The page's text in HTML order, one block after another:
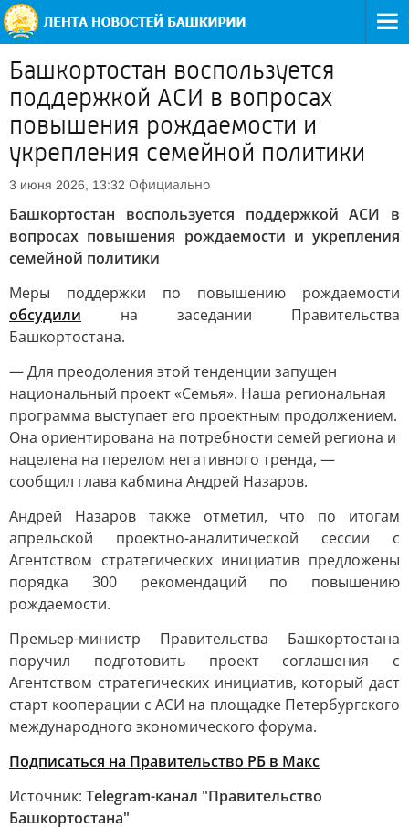
Башкортостан воспользуется
поддержкой АСИ в вопросах
повышения рождаемости и
укрепления семейной политики
3 июня 2026, 13:32 Официально
Башкортостан воспользуется поддержкой АСИ в
вопросах повышения рождаемости и укрепления
семейной политики
Меры поддержки по повышению рождаемости
обсудили на заседании Правительства
Башкортостана.
— Для преодоления этой тенденции запущен
национальный проект «Семья». Наша региональная
программа выступает его проектным продолжением.
Она ориентирована на потребности семей региона и
нацелена на перелом негативного тренда, —
сообщил глава кабмина Андрей Назаров.
Андрей Назаров также отметил, что по итогам
апрельской проектно-аналитической сессии с
Агентством стратегических инициатив предложены
порядка 300 рекомендаций по повышению
рождаемости.
Премьер-министр Правительства Башкортостана
поручил подготовить проект соглашения с
Агентством стратегических инициатив, который даст
старт кооперации с АСИ на площадке Петербургского
международного экономического форума.
Подписаться на Правительство РБ в Макс
Источник: Telegram-канал "Правительство
Башкортостана"